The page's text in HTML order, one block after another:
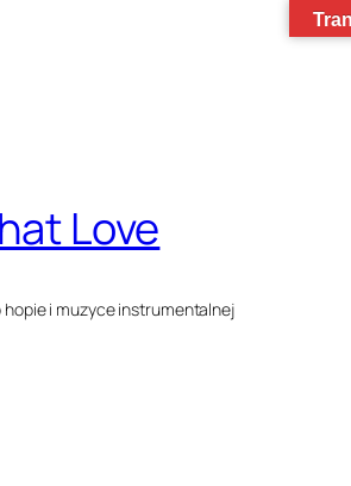
Love
i muzyce instrumentalnej